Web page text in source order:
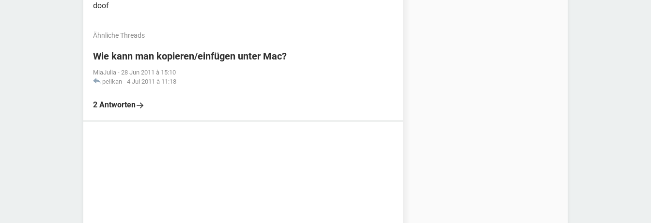
doof
Ähnliche Threads
Wie kann man kopieren/einfügen unter Mac?
MiaJulia - 28 Jun 2011 à 15:10
pelikan - 4 Jul 2011 à 11:18
2 Antworten